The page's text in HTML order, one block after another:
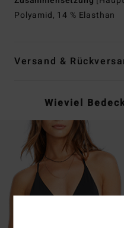
Polyamid, 14 % Elasthan
Versand &
Wieviel